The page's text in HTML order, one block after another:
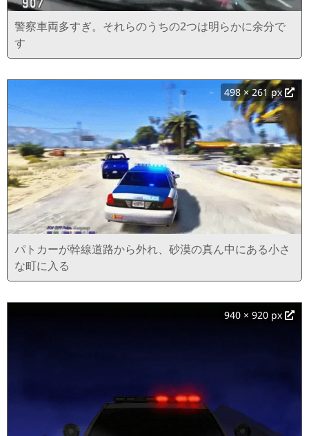
警察車両多すぎ。それらのうちの2つは明らかに余分で
す
498 × 261 px
パトカーが幹線道路から外れ、砂漠の真ん中にある小さ
な町に入る
940 × 920 px